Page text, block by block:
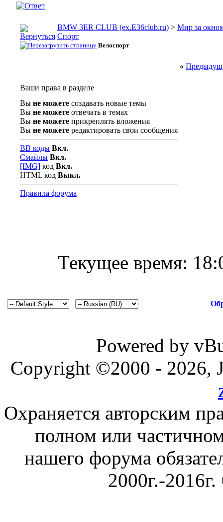
BMW 3ER CLUB (ex.E36club.ru) > Мир за
Спорт
Велоспорт
«
Ваши права в разделе
Вы не можете создавать новые темы
Вы не можете отвечать в темах
Вы не можете прикреплять вложения
Вы не можете редактировать свои сообщения
BB коды Вкл.
Смайлы Вкл.
[IMG] код Вкл.
HTML код Выкл.
Правила форума
Текущее время:
Powered by
Copyright ©2000 - 2026,
Охраняется авторским
полном или
нашего форума
2000г.-